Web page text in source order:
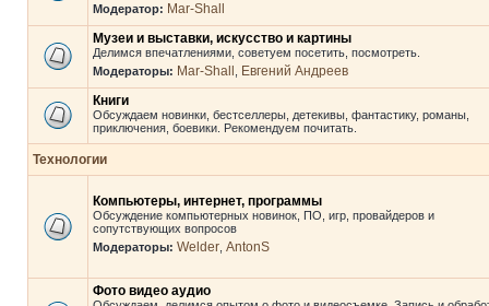
Модератор: Mar-Shall
Музеи и выставки, искусство и картины
Делимся впечатлениями, советуем посетить, посмотреть.
Модераторы: Mar-Shall
Евгений Андреев
Книги
Обсуждаем новинки, бестселлеры, детекивы, фантастику, романы,
приключения, боевики. Рекомендуем почитать.
Технологии
Компьютеры, интернет, программы
Обсуждение компьютерных новинок, ПО, игр, провайдеров и
сопутствующих вопросов
Модераторы: Welder AntonS
Фото видео аудио